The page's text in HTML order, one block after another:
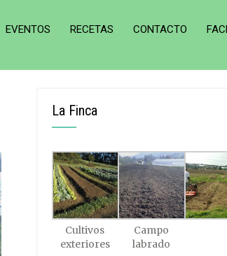
EVENTOS RECETAS CONTACTO
La Finca
Cultivos
exteriores
Campo
labrado